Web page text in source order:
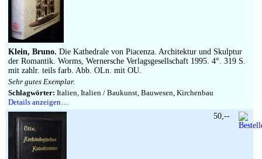
Klein, Bruno. Die Kathedrale von Piacenza. Architektur und Skulptur
der Romantik. Worms, Wernersche Verlagsgesellschaft 1995. 4°. 319 S.
mit zahlr. teils farb. Abb. OLn. mit OU.
Sehr gutes Exemplar.
Schlagwörter: Italien, Italien / Baukunst, Bauwesen, Kirchenbau
Details anzeigen…
50,--